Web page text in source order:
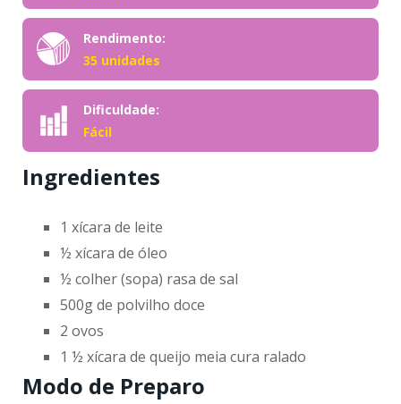
Rendimento:
35 unidades
Dificuldade:
Fácil
Ingredientes
1 xícara de leite
½ xícara de óleo
½ colher (sopa) rasa de sal
500g de polvilho doce
2 ovos
1 ½ xícara de queijo meia cura ralado
Modo de Preparo